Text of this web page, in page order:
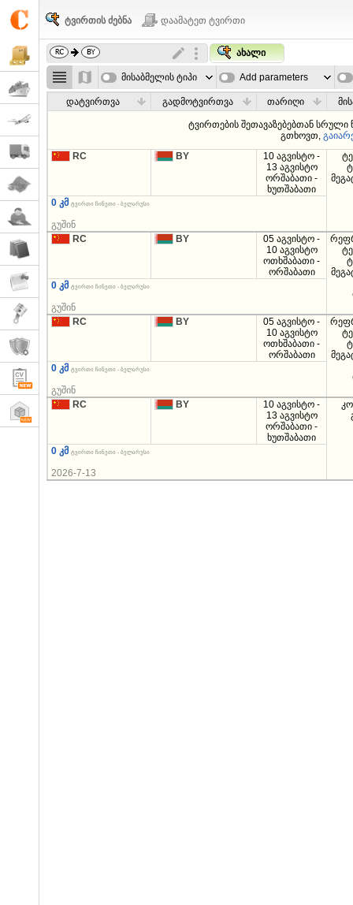
ტვირთის ძებნა დაამატეთ ტვირთი
ახალი
მისაბმელის ტიპი Add parameters
დატვირთვა გადმოტვირთვა თარიღი
ტვირთების შეთავაზებებთან სრული
გთხოვთ,
RC
BY
10 აგვისტო -
13 აგვისტო
ორშაბათი -
ხუთშაბათი
0 კმ ტვირთი ჩინეთი - ბელარუსი
გუშინ
RC
BY
05 აგვისტო -
10 აგვისტო
ოთხშაბათი -
ორშაბათი
0 კმ ტვირთი ჩინეთი - ბელარუსი
გუშინ
RC
BY
05 აგვისტო -
10 აგვისტო
ოთხშაბათი -
ორშაბათი
0 კმ ტვირთი ჩინეთი - ბელარუსი
გუშინ
RC
BY
10 აგვისტო -
13 აგვისტო
ორშაბათი -
ხუთშაბათი
0 კმ ტვირთი ჩინეთი - ბელარუსი
2026-7-13